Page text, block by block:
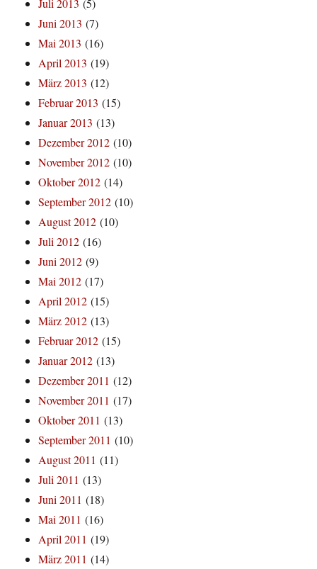
Juli 2013 (5)
Juni 2013 (7)
Mai 2013 (16)
April 2013 (19)
März 2013 (12)
Februar 2013 (15)
Januar 2013 (13)
Dezember 2012 (10)
November 2012 (10)
Oktober 2012 (14)
September 2012 (10)
August 2012 (10)
Juli 2012 (16)
Juni 2012 (9)
Mai 2012 (17)
April 2012 (15)
März 2012 (13)
Februar 2012 (15)
Januar 2012 (13)
Dezember 2011 (12)
November 2011 (17)
Oktober 2011 (13)
September 2011 (10)
August 2011 (11)
Juli 2011 (13)
Juni 2011 (18)
Mai 2011 (16)
April 2011 (19)
März 2011 (14)